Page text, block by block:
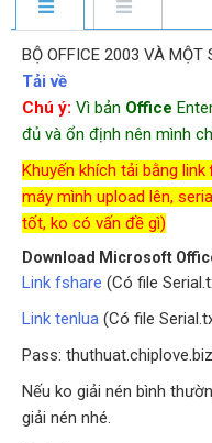
BỘ OFFICE 2003 VÀ MỘT
Tải về
Chú ý: Vì bản Office
đủ và ổn định nên mình
Khuyến khích tải bằng link
máy mình upload lên,
tốt, ko có vấn đề gì)
Download Microsoft
Link fshare (Có file
Link tenlua (Có file
Pass: thuthuat.chiplove.biz
Nếu ko giải nén bình
giải nén nhé.